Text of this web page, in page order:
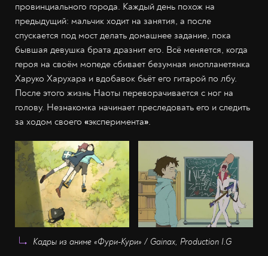
провинциального города. Каждый день похож на
предыдущий: мальчик ходит на занятия, а после
спускается под мост делать домашнее задание, пока
бывшая девушка брата дразнит его. Всё меняется, когда
героя на своём мопеде сбивает безумная инопланетянка
Харуко Харухара и вдобавок бьёт его гитарой по лбу.
После этого жизнь Наоты переворачивается с ног на
голову. Незнакомка начинает преследовать его и следить
за ходом своего «эксперимента».
Кадры из аниме «Фури-Кури» / Gainax, Production I.G